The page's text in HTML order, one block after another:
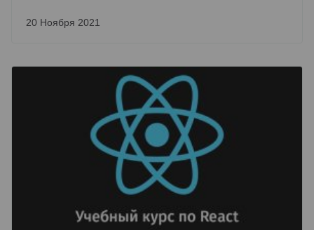
20 Ноября 2021